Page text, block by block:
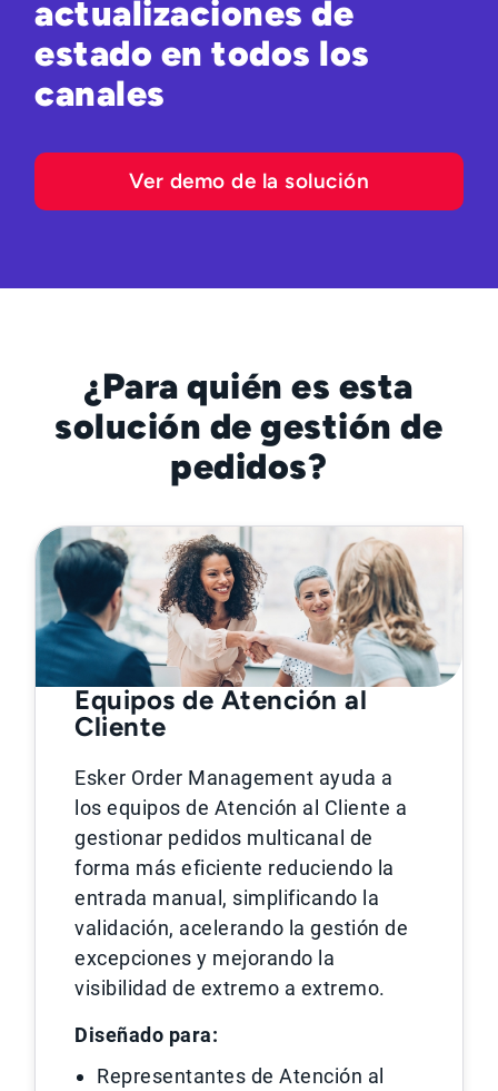
actualizaciones de
estado en todos los
canales
Ver demo de la solución
¿Para quién es esta
solución de gestión de
pedidos?
Equipos de Atención al
Cliente
Esker Order Management ayuda a
los equipos de Atención al Cliente a
gestionar pedidos multicanal de
forma más eficiente reduciendo la
entrada manual, simplificando la
validación, acelerando la gestión de
excepciones y mejorando la
visibilidad de extremo a extremo.
Diseñado para:
Representantes de Atención al